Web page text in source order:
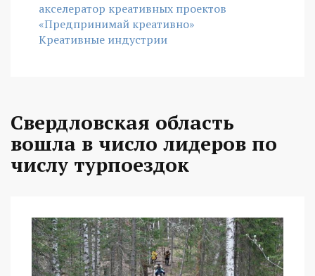
акселератор креативных проектов
«Предпринимай креативно»
Креативные индустрии
Свердловская область
вошла в число лидеров по
числу турпоездок